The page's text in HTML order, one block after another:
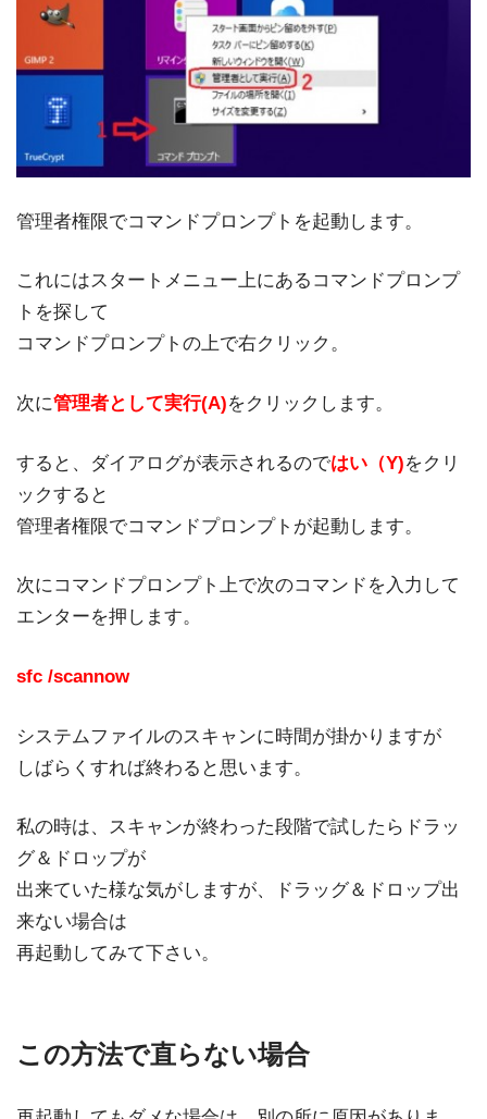
管理者権限でコマンドプロンプトを起動します。
これにはスタートメニュー上にあるコマンドプロンプ
トを探して
コマンドプロンプトの上で右クリック。
次に管理者として実行(A)をクリックします。
すると、ダイアログが表示されるのではい（Y)をクリ
ックすると
管理者権限でコマンドプロンプトが起動します。
次にコマンドプロンプト上で次のコマンドを入力して
エンターを押します。
sfc /scannow
システムファイルのスキャンに時間が掛かりますが
しばらくすれば終わると思います。
私の時は、スキャンが終わった段階で試したらドラッ
グ＆ドロップが
出来ていた様な気がしますが、ドラッグ＆ドロップ出
来ない場合は
再起動してみて下さい。
この方法で直らない場合